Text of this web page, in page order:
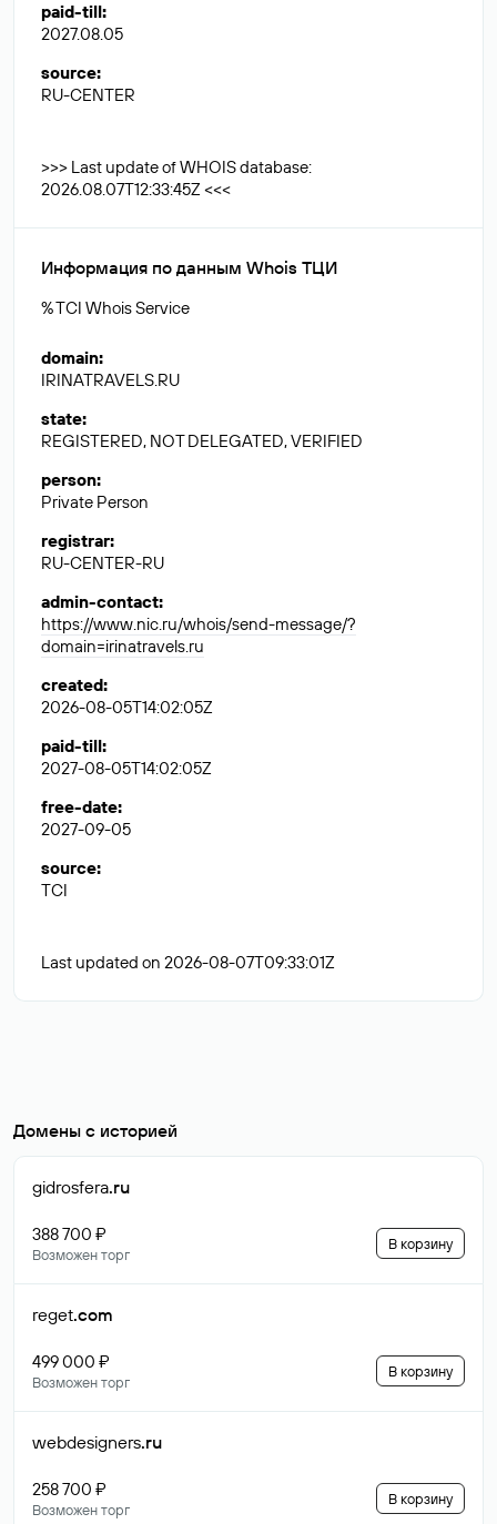
paid-till:
2027.08.05
source:
RU-CENTER
>>> Last update of WHOIS database:
2026.08.07T12:33:45Z <<<
Информация по данным Whois ТЦИ
% TCI Whois Service
domain:
IRINATRAVELS.RU
state:
REGISTERED, NOT DELEGATED, VERIFIED
person:
Private Person
registrar:
RU-CENTER-RU
admin-contact:
https://www.nic.ru/whois/send-message/?
domain=irinatravels.ru
created:
2026-08-05T14:02:05Z
paid-till:
2027-08-05T14:02:05Z
free-date:
2027-09-05
source:
TCI
Last updated on 2026-08-07T09:33:01Z
Домены с историей
gidrosfera.ru
388 700 ₽
Возможен торг
В корзину
reget.com
499 000 ₽
Возможен торг
В корзину
webdesigners.ru
258 700 ₽
Возможен торг
В корзину